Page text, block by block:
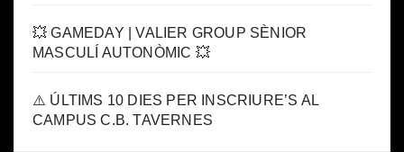
💥 GAMEDAY | VALIER GROUP SÈNIOR
MASCULÍ AUTONÒMIC 💥
⚠️ ÚLTIMS 10 DIES PER INSCRIURE’S AL
CAMPUS C.B. TAVERNES